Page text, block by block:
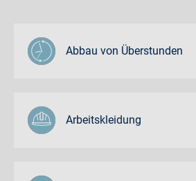
Abbau von Überstunden
Arbeitskleidung